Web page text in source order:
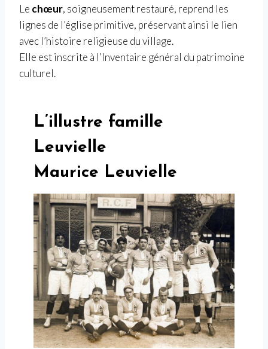
Le chœur, soigneusement restauré, reprend les
lignes de l’église primitive, préservant ainsi le lien
avec l’histoire religieuse du village.
Elle est inscrite à l’Inventaire général du patrimoine
culturel.
L’illustre famille
Leuvielle
Maurice Leuvielle